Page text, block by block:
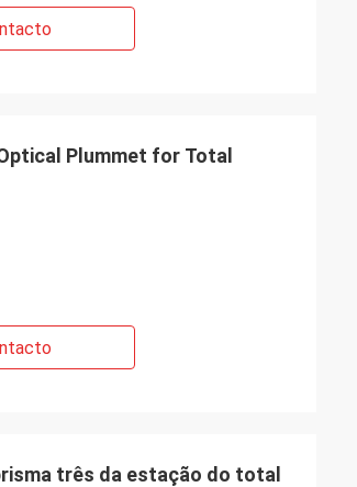
Plummet for Total
três da estação do total